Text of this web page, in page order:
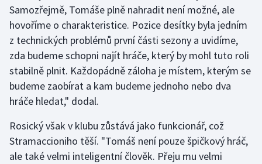
Stolní tenis
Triatlon
Veslování
Vodní slalom
Volejbal
Ostatní
Samozřejmě, Tomáše plně nahradit není možné, ale
hovoříme o charakteristice. Pozice desítky byla jedním
z technických problémů první části sezony a uvidíme,
zda budeme schopni najít hráče, který by mohl tuto roli
stabilně plnit. Každopádně záloha je místem, kterým se
budeme zaobírat a kam budeme jednoho nebo dva
hráče hledat," dodal.
Rosický však v klubu zůstává jako funkcionář, což
Stramaccioniho těší. "Tomáš není pouze špičkový hráč,
ale také velmi inteligentní člověk. Přeju mu velmi